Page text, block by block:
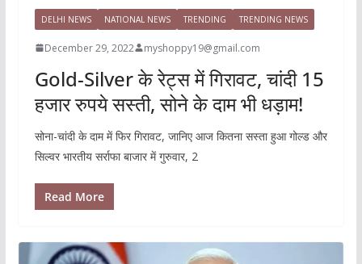
DELHI NEWS NATIONAL NEWS TRENDING TRENDING NEWS
December 29, 2022 myshoppy19@gmail.com
Gold-Silver के रेट्स में गिरावट, चांदी 15
हजार रुपये सस्ती, सोने के दाम भी धड़ाम!
सोना-चांदी के दाम में फिर गिरावट, जानिए आज कितना सस्ता हुआ गोल्ड और
सिल्वर भारतीय सर्राफा बाजार में गुरुवार, 2
Read More